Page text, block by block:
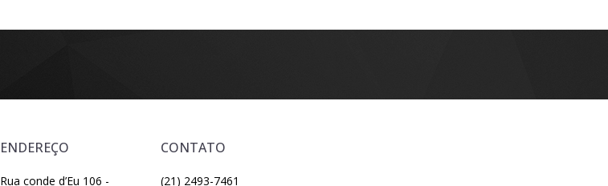
ENDEREÇO
Rua conde d’Eu 106 -
CONTATO
(21) 2493-7461